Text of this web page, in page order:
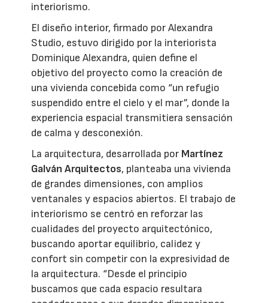
interiorismo.
El diseño interior, firmado por Alexandra
Studio, estuvo dirigido por la interiorista
Dominique Alexandra, quien define el
objetivo del proyecto como la creación de
una vivienda concebida como “un refugio
suspendido entre el cielo y el mar”, donde la
experiencia espacial transmitiera sensación
de calma y desconexión.
La arquitectura, desarrollada por Martínez
Galván Arquitectos, planteaba una vivienda
de grandes dimensiones, con amplios
ventanales y espacios abiertos. El trabajo de
interiorismo se centró en reforzar las
cualidades del proyecto arquitectónico,
buscando aportar equilibrio, calidez y
confort sin competir con la expresividad de
la arquitectura. “Desde el principio
buscamos que cada espacio resultara